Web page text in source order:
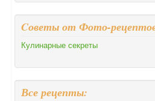
Cоветы от Фото-
Кулинарные секреты
Все рецепты: